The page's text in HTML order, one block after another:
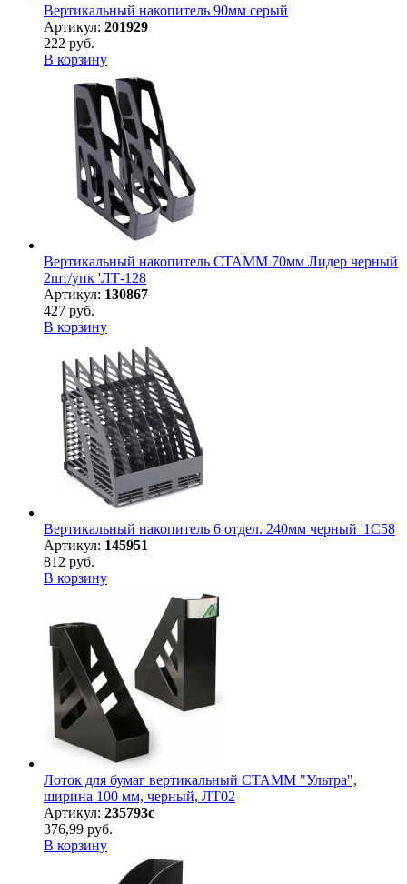
Вертикальный накопитель 90мм серый
Артикул: 201929
222 руб.
В корзину
Вертикальный накопитель СТАММ 70мм Лидер черный
2шт/упк 'ЛТ-128
Артикул: 130867
427 руб.
В корзину
Вертикальный накопитель 6 отдел. 240мм черный '1C58
Артикул: 145951
812 руб.
В корзину
Лоток для бумаг вертикальный СТАММ "Ультра",
ширина 100 мм, черный, ЛТ02
Артикул: 235793с
376,99 руб.
В корзину